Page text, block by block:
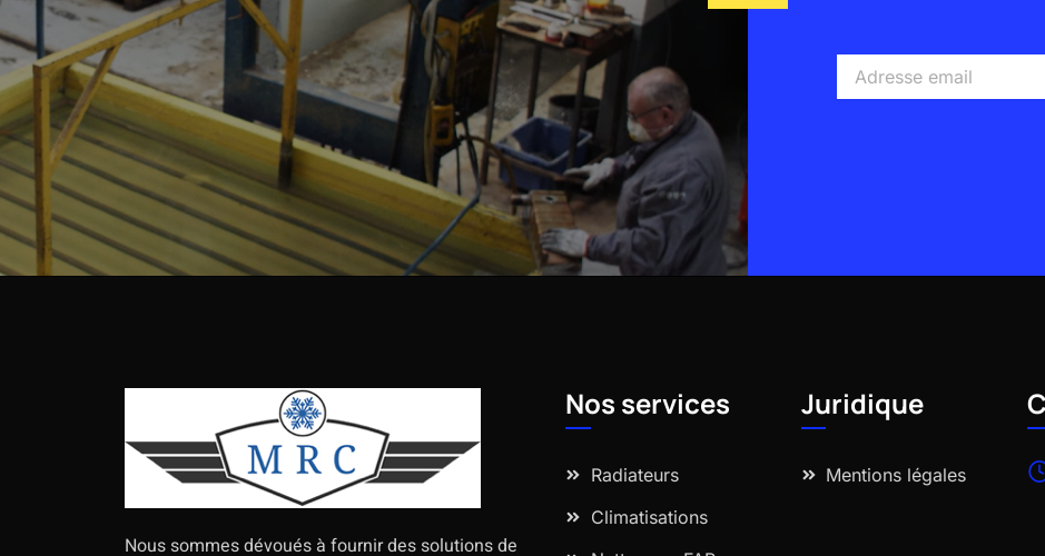
email
Nous sommes dévoués à fournir des solutions de
Nos services
Radiateurs
Climatisations
Juridique
Mentions légales